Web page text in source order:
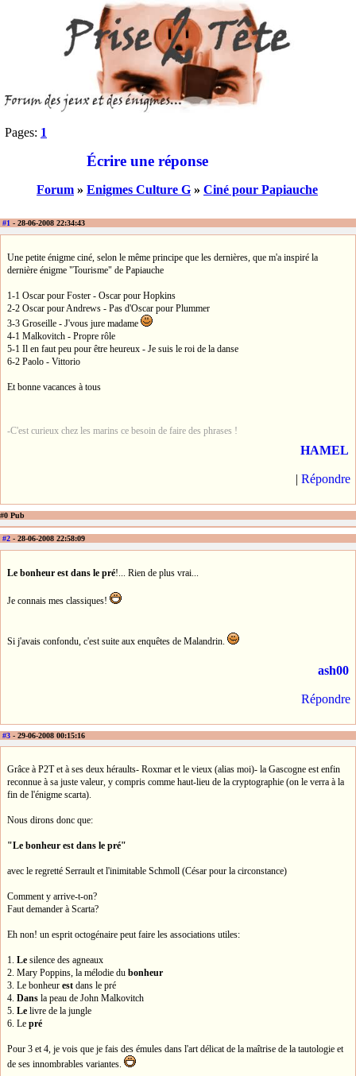
Pages: 1
Écrire une réponse
Forum » Enigmes Culture G » Ciné pour Papiauche
#1 - 28-06-2008 22:34:43
Une petite énigme ciné, selon le même principe que les dernières, que m'a inspiré la
dernière énigme "Tourisme" de Papiauche
1-1 Oscar pour Foster - Oscar pour Hopkins
2-2 Oscar pour Andrews - Pas d'Oscar pour Plummer
3-3 Groseille - J'vous jure madame
4-1 Malkovitch - Propre rôle
5-1 Il en faut peu pour être heureux - Je suis le roi de la danse
6-2 Paolo - Vittorio
Et bonne vacances à tous
-C'est curieux chez les marins ce besoin de faire des phrases !
HAMEL
| Répondre
#0 Pub
#2 - 28-06-2008 22:58:09
Le bonheur est dans le pré!... Rien de plus vrai...
Je connais mes classiques!
Si j'avais confondu, c'est suite aux enquêtes de Malandrin.
ash00
Répondre
#3 - 29-06-2008 00:15:16
Grâce à P2T et à ses deux héraults- Roxmar et le vieux (alias moi)- la Gascogne est enfin
reconnue à sa juste valeur, y compris comme haut-lieu de la cryptographie (on le verra à la
fin de l'énigme scarta).
Nous dirons donc que:
"Le bonheur est dans le pré"
avec le regretté Serrault et l'inimitable Schmoll (César pour la circonstance)
Comment y arrive-t-on?
Faut demander à Scarta?
Eh non! un esprit octogénaire peut faire les associations utiles:
1. Le silence des agneaux
2. Mary Poppins, la mélodie du bonheur
3. Le bonheur est dans le pré
4. Dans la peau de John Malkovitch
5. Le livre de la jungle
6. Le pré
Pour 3 et 4, je vois que je fais des émules dans l'art délicat de la maîtrise de la tautologie et
de ses innombrables variantes.